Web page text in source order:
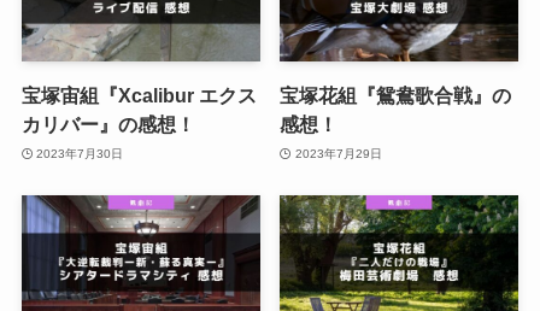
宝塚宙組『Xcalibur エクス
カリバー』の感想！
2023年7月30日
宝塚花組『鴛鴦歌合戦』の
感想！
2023年7月29日